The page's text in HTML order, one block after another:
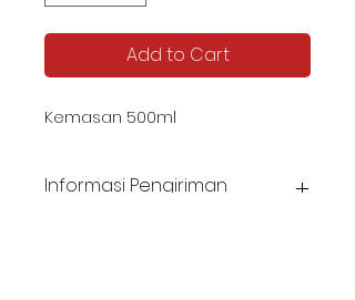
Add to Cart
Kemasan 500ml
Informasi Pengiriman